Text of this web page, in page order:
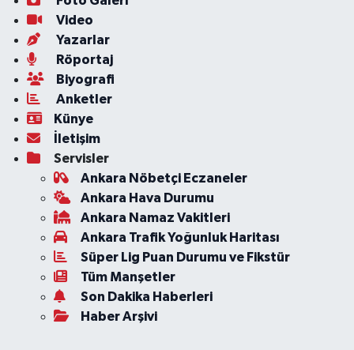
Video
Yazarlar
Röportaj
Biyografi
Anketler
Künye
İletişim
Servisler
Ankara Nöbetçi Eczaneler
Ankara Hava Durumu
Ankara Namaz Vakitleri
Ankara Trafik Yoğunluk Haritası
Süper Lig Puan Durumu ve Fikstür
Tüm Manşetler
Son Dakika Haberleri
Haber Arşivi